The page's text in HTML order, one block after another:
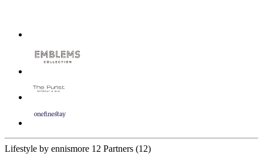
Lifestyle by ennismore 12 Partners (12)